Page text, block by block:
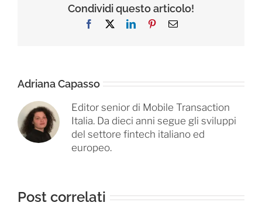
Condividi questo articolo!
Facebook LinkedInPinterestEmail
Adriana Capasso
Editor senior di Mobile Transaction
Italia. Da dieci anni segue gli sviluppi
del settore fintech italiano ed
europeo.
Post correlati